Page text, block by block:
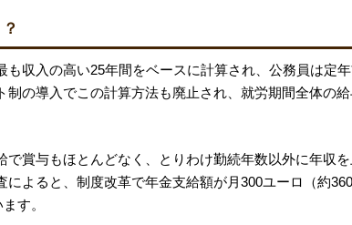
も収入の高い25年間をベースに計算され、公務員は定
制の導入でこの計算方法も廃止され、就労期間全体の
で賞与もほとんどなく、とりわけ勤続年数以外に年収
によると、制度改革で年金支給額が月300ユーロ（約
す。